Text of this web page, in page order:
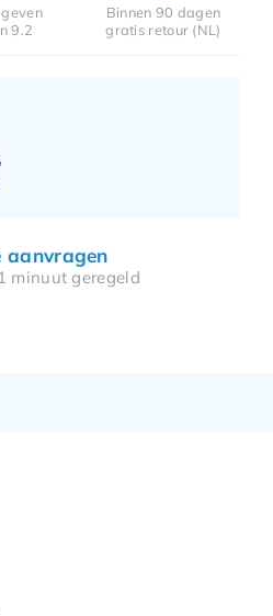
9.2
Binnen 90 dagen
gratis retour (NL)
aanvragen
minuut geregeld